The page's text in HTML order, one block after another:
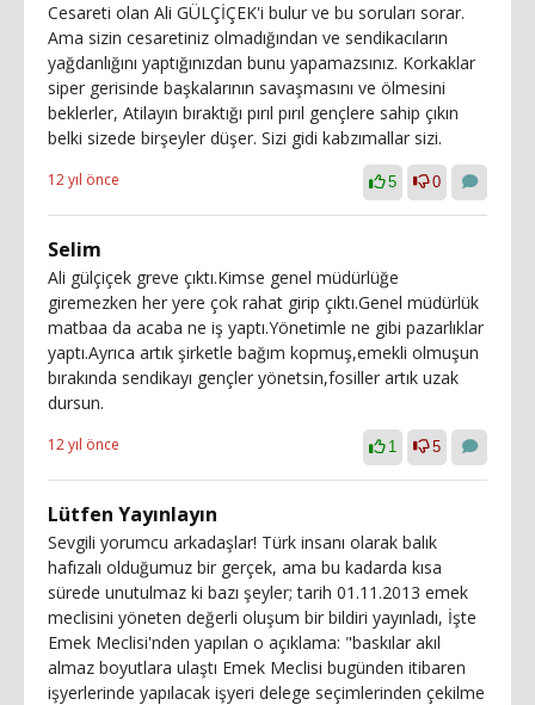
Cesareti olan Ali GÜLÇİÇEK'i bulur ve bu soruları sorar.
Ama sizin cesaretiniz olmadığından ve sendikacıların
yağdanlığını yaptığınızdan bunu yapamazsınız. Korkaklar
siper gerisinde başkalarının savaşmasını ve ölmesini
beklerler, Atilayın bıraktığı pırıl pırıl gençlere sahip çıkın
belki sizede birşeyler düşer. Sizi gidi kabzımallar sizi.
12 yıl önce 5 0
Selim
Ali gülçiçek greve çıktı.Kimse genel müdürlüğe
giremezken her yere çok rahat girip çıktı.Genel müdürlük
matbaa da acaba ne iş yaptı.Yönetimle ne gibi pazarlıklar
yaptı.Ayrıca artık şirketle bağım kopmuş,emekli olmuşun
bırakında sendikayı gençler yönetsin,fosiller artık uzak
dursun.
12 yıl önce 1 5
Lütfen Yayınlayın
Sevgili yorumcu arkadaşlar! Türk insanı olarak balık
hafızalı olduğumuz bir gerçek, ama bu kadarda kısa
sürede unutulmaz ki bazı şeyler; tarih 01.11.2013 emek
meclisini yöneten değerli oluşum bir bildiri yayınladı, İşte
Emek Meclisi'nden yapılan o açıklama: "baskılar akıl
almaz boyutlara ulaştı Emek Meclisi bugünden itibaren
işyerlerinde yapılacak işyeri delege seçimlerinden çekilme